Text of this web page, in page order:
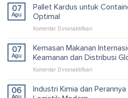
Logistik
Kardus
dan
Logistik
07
Agu
Pallet Kardus untuk
Optimal
Komentar Dinonaktifkan
Kardus
untuk
Container
dan
07
Agu
Kemasan Makanan
Keamanan dan Distribusi
Komentar Dinonaktifkan
Makanan
Internasional
06
Agu
Industri Kimia dan